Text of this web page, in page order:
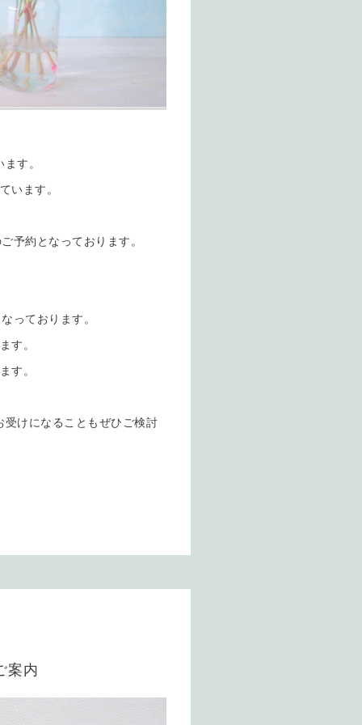
す。
います。
予約となっております。
っております。
す。
す。
けになることもぜひご検討
案内